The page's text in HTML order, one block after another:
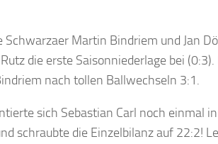
Schwarzaer Martin Bindriem und Jan
die erste Saisonniederlage bei
nach tollen Ballwechseln 3:1.
sich Sebastian Carl noch einmal
schraubte die Einzelbilanz auf 22:2!